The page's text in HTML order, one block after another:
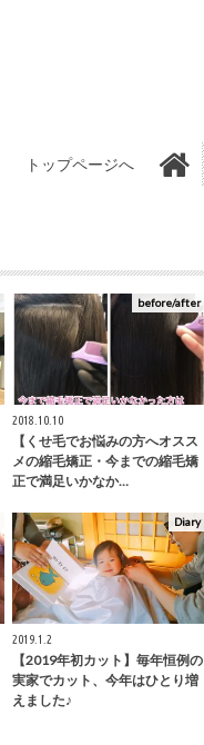
トップページへ
before/after
2018.10.10
【くせ毛でお悩みの方へオスス
メの縮毛矯正・今までの縮毛矯
正で満足いかなか…
Diary
2019.1.2
【2019年初カット】毎年恒例の
実家でカット、今年はひとり増
えました♪